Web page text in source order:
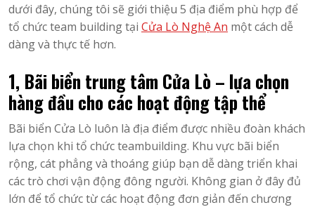
dưới đây, chúng tôi sẽ giới thiệu 5 địa điểm phù hợp để
tổ chức team building tại Cửa Lò Nghệ An một cách dễ
dàng và thực tế hơn.
1, Bãi biển trung tâm Cửa Lò – lựa chọn
hàng đầu cho các hoạt động tập thể
Bãi biển Cửa Lò luôn là địa điểm được nhiều đoàn khách
lựa chọn khi tổ chức teambuilding. Khu vực bãi biển
rộng, cát phẳng và thoáng giúp bạn dễ dàng triển khai
các trò chơi vận động đông người. Không gian ở đây đủ
lớn để tổ chức từ các hoạt động đơn giản đến chương